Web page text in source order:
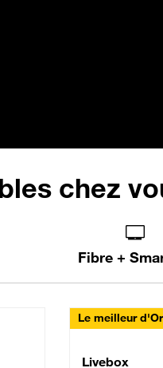
chez
Fibre +
Le meilleur
Livebox